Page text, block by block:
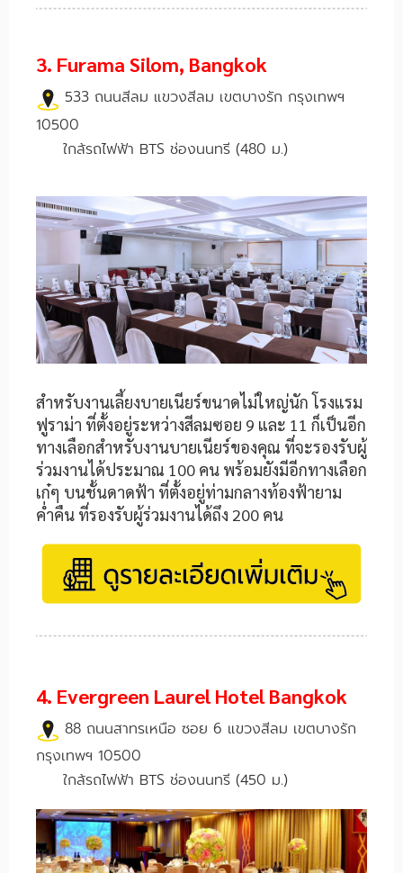
3. Furama Silom, Bangkok
533 ถนนสีลม แขวงสีลม เขตบางรัก กรุงเทพฯ
10500
ใกล้รถไฟฟ้า BTS ช่องนนทรี (480 ม.)
สำหรับงานเลี้ยงบายเนียร์ขนาดไม่ใหญ่นัก โรงแรม
ฟูราม่า ที่ตั้งอยู่ระหว่างสีลมซอย 9 และ 11 ก็เป็นอีก
ทางเลือกสำหรับงานบายเนียร์ของคุณ ที่จะรองรับผู้
ร่วมงานได้ประมาณ 100 คน พร้อมยังมีอีกทางเลือก
เก๋ๆ บนชั้นดาดฟ้า ที่ตั้งอยู่ท่ามกลางท้องฟ้ายาม
ค่ำคืน ที่รองรับผู้ร่วมงานได้ถึง 200 คน
4. Evergreen Laurel Hotel Bangkok
88 ถนนสาทรเหนือ ซอย 6 แขวงสีลม เขตบางรัก
กรุงเทพฯ 10500
ใกล้รถไฟฟ้า BTS ช่องนนทรี (450 ม.)